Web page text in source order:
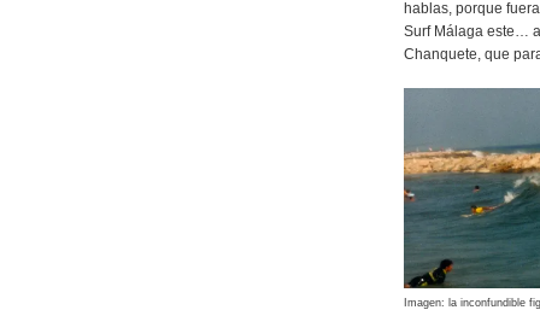
hablas, porque
Surf Málaga este…
Chanquete, que
Imagen: la inconfundible